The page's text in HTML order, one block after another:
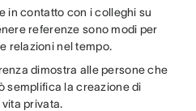
in contatto con i colleghi su
referenze sono modi per
relazioni nel tempo.
dimostra alle persone che
semplifica la creazione di
privata.